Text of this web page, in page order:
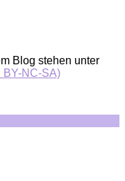
Blog stehen unter
BY-NC-SA)